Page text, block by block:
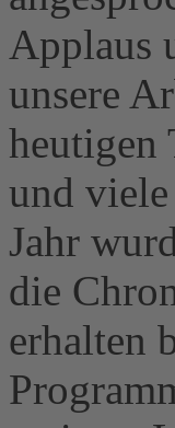
Applaus
unsere
heutigen
und
Jahr
die
erhalten